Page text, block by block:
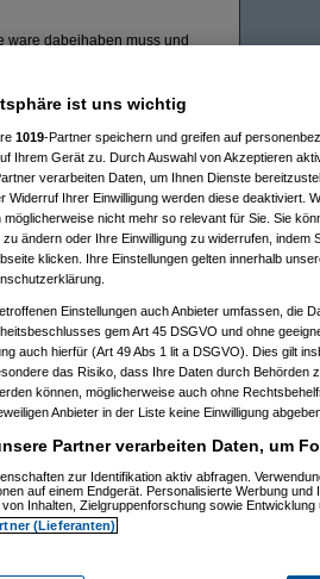
ware dabeihaben muss und
wegen einigen vollid***en zu
fahren kann, also mich enifach
eine selbsthilfegruppe
yangel am 24.10.2006, 12:50:53)
Capri-Sonne
am 24.10.2006, 12:51:30)
(Maraxam 24.10.2006, 12:52:21)
(Capri-Sonneam 24.10.2006, 12:54:53)
(User86994am 24.10.2006, 12:55:55)
bond007am 24.10.2006, 13:02:36)
yangel
am 24.10.2006, 13:03:52)
Oliver_nur echt mit 2 Kastratern und Daisy!am
swaDDyam 24.10.2006, 13:05:01)
(User86994am 24.10.2006, 13:05:01)
ist uns wichtig
1019-Partner speichern und greifen auf
Ihrem Gerät zu. Durch Auswahl von Akzeptieren
verarbeiten Daten, um Ihnen Dienste
Widerruf Ihrer Einwilligung werden diese deaktiviert.
möglicherweise nicht mehr so relevant für Sie. Sie
zu ändern oder Ihre Einwilligung zu widerrufen, indem
klicken. Ihre Einstellungen gelten innerhalb
Einstellungen auch Anbieter umfassen, die
gem Art 45 DSGVO und ohne
auch hierfür (Art 49 Abs 1 lit a DSGVO). Dies gilt
das Risiko, dass Ihre Daten durch Behörden
können, möglicherweise auch ohne
Anbieter in der Liste keine Einwilligung
Partner verarbeiten Daten, um
zur Identifikation aktiv abfragen.
auf einem Endgerät. Personalisierte Werbung
Inhalten, Zielgruppenforschung sowie Entwicklung
(Lieferanten)